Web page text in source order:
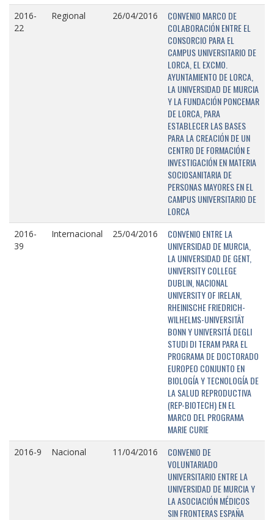
2016-
22
Regional 26/04/2016
CONVENIO MARCO DE
COLABORACIÓN ENTRE EL
CONSORCIO PARA EL
CAMPUS UNIVERSITARIO DE
LORCA, EL EXCMO.
AYUNTAMIENTO DE LORCA,
LA UNIVERSIDAD DE MURCIA
Y LA FUNDACIÓN PONCEMAR
DE LORCA, PARA
ESTABLECER LAS BASES
PARA LA CREACIÓN DE UN
CENTRO DE FORMACIÓN E
INVESTIGACIÓN EN MATERIA
SOCIOSANITARIA DE
PERSONAS MAYORES EN EL
CAMPUS UNIVERSITARIO DE
LORCA
2016-
39
Internacional 25/04/2016
CONVENIO ENTRE LA
UNIVERSIDAD DE MURCIA,
LA UNIVERSIDAD DE GENT,
UNIVERSITY COLLEGE
DUBLIN, NACIONAL
UNIVERSITY OF IRELAN,
RHEINISCHE FRIEDRICH-
WILHELMS-UNIVERSITÄT
BONN Y UNIVERSITÁ DEGLI
STUDI DI TERAM PARA EL
PROGRAMA DE DOCTORADO
EUROPEO CONJUNTO EN
BIOLOGÍA Y TECNOLOGÍA DE
LA SALUD REPRODUCTIVA
(REP-BIOTECH) EN EL
MARCO DEL PROGRAMA
MARIE CURIE
2016-9 Nacional 11/04/2016
CONVENIO DE
VOLUNTARIADO
UNIVERSITARIO ENTRE LA
UNIVERSIDAD DE MURCIA Y
LA ASOCIACIÓN MÉDICOS
SIN FRONTERAS ESPAÑA